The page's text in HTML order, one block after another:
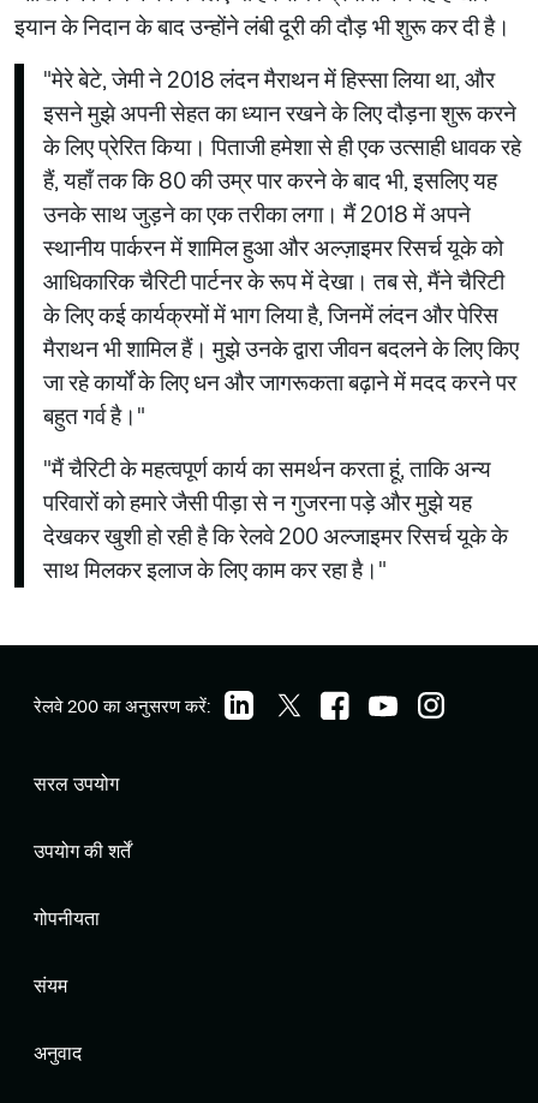
इयान के निदान के बाद उन्होंने लंबी दूरी की दौड़ भी शुरू कर दी है।
"मेरे बेटे, जेमी ने 2018 लंदन मैराथन में हिस्सा लिया था, और
इसने मुझे अपनी सेहत का ध्यान रखने के लिए दौड़ना शुरू करने
के लिए प्रेरित किया। पिताजी हमेशा से ही एक उत्साही धावक रहे
हैं, यहाँ तक कि 80 की उम्र पार करने के बाद भी, इसलिए यह
उनके साथ जुड़ने का एक तरीका लगा। मैं 2018 में अपने
स्थानीय पार्करन में शामिल हुआ और अल्ज़ाइमर रिसर्च यूके को
आधिकारिक चैरिटी पार्टनर के रूप में देखा। तब से, मैंने चैरिटी
के लिए कई कार्यक्रमों में भाग लिया है, जिनमें लंदन और पेरिस
मैराथन भी शामिल हैं। मुझे उनके द्वारा जीवन बदलने के लिए किए
जा रहे कार्यों के लिए धन और जागरूकता बढ़ाने में मदद करने पर
बहुत गर्व है।"
"मैं चैरिटी के महत्वपूर्ण कार्य का समर्थन करता हूं, ताकि अन्य
परिवारों को हमारे जैसी पीड़ा से न गुजरना पड़े और मुझे यह
देखकर खुशी हो रही है कि रेलवे 200 अल्जाइमर रिसर्च यूके के
साथ मिलकर इलाज के लिए काम कर रहा है।"
रेलवे 200 का अनुसरण करें:
सरल उपयोग
उपयोग की शर्तें
गोपनीयता
संयम
अनुवाद